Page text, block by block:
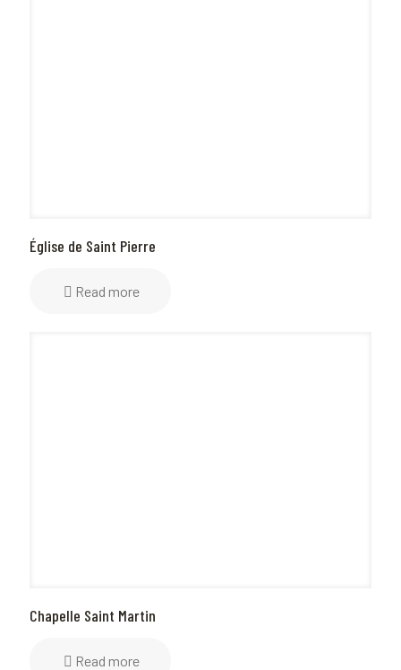
Église de Saint Pierre
Read more
Chapelle Saint Martin
Read more